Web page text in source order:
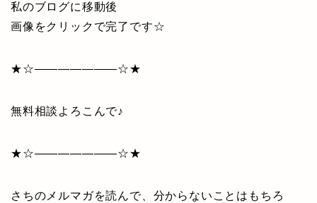
私のブログに移動後
画像をクリックで完了です☆
★☆———————☆★
無料相談よろこんで♪
★☆———————☆★
さちのメルマガを読んで、分からないことはもちろ